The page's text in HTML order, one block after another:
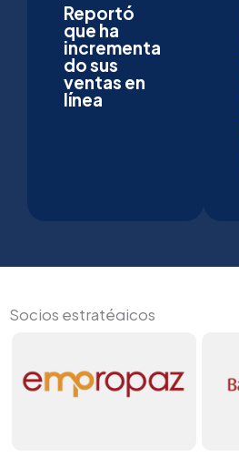
Reportó
que ha
incrementa
do sus
ventas en
línea
Socios estratégicos